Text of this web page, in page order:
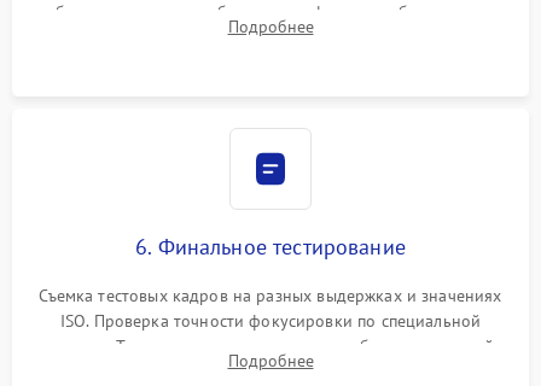
рабочего отрезка, калибровка автофокуса, стабилизатора и
экспозамера с помощью сервисного ПО.
Подробнее
6. Финальное тестирование
Съемка тестовых кадров на разных выдержках и значениях
ISO. Проверка точности фокусировки по специальной
мишени. Тест записи на карту памяти, работы встроенной
вспышки, микрофона и всех кнопок управления.
Подробнее